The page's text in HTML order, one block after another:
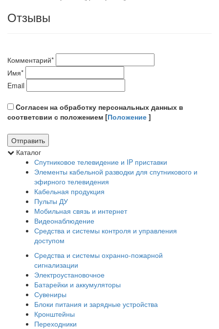
Отзывы
Комментарий*
Имя*
Email
Cогласен на обработку персональных данных в
соответсвии с положением [Положение ]
Каталог
Спутниковое телевидение и IP приставки
Элементы кабельной разводки для спутникового и
эфирного телевидения
Кабельная продукция
Пульты ДУ
Мобильная связь и интернет
Видеонаблюдение
Средства и системы контроля и управления
доступом
Средства и системы охранно-пожарной
сигнализации
Электроустановочное
Батарейки и аккумуляторы
Сувениры
Блоки питания и зарядные устройства
Кронштейны
Переходники